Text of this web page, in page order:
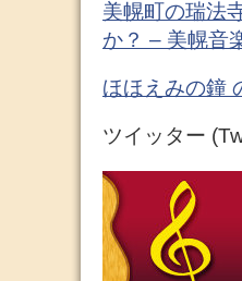
美幌町の瑞法
か？ – 美幌音
ほほえみの鐘
ツイッター